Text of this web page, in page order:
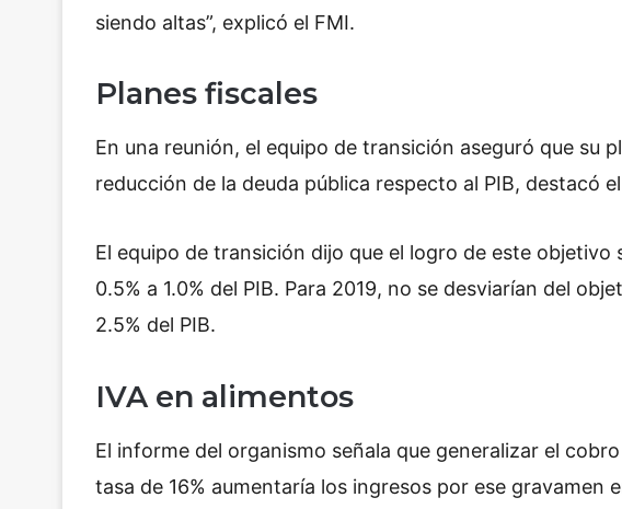
siendo altas”, explicó el FMI.
Planes fiscales
En una reunión, el equipo de transición aseguró que su
reducción de la deuda pública respecto al PIB, destacó
El equipo de transición dijo que el logro de este
0.5% a 1.0% del PIB. Para 2019, no se desviarían del
2.5% del PIB.
IVA en alimentos
El informe del organismo señala que generalizar el
tasa de 16% aumentaría los ingresos por ese gravamen